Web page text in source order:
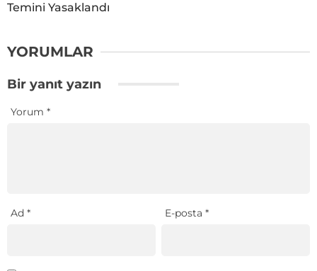
Temini Yasaklandı
YORUMLAR
Bir yanıt yazın
Yorum *
Ad * E-posta*